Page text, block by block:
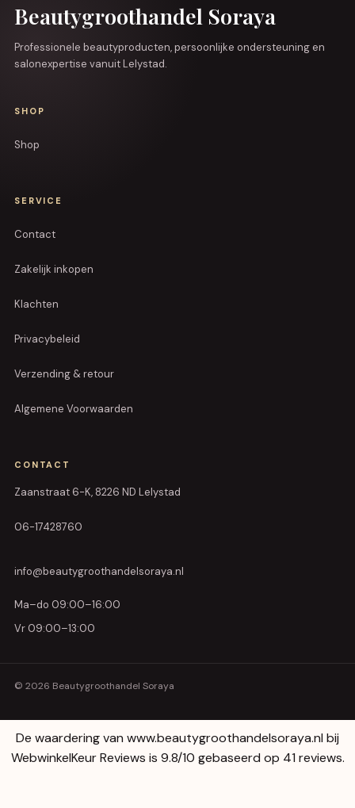
Beautygroothandel Soraya
Professionele beautyproducten, persoonlijke ondersteuning en
salonexpertise vanuit Lelystad.
SHOP
Shop
SERVICE
Contact
Zakelijk inkopen
Klachten
Privacybeleid
Verzending & retour
Algemene Voorwaarden
CONTACT
Zaanstraat 6-K, 8226 ND Lelystad
06-17428760
info@beautygroothandelsoraya.nl
Ma–do 09:00–16:00
Vr 09:00–13:00
© 2026 Beautygroothandel Soraya
De waardering van www.beautygroothandelsoraya.nl bij
WebwinkelKeur Reviews is 9.8/10 gebaseerd op 41 reviews.